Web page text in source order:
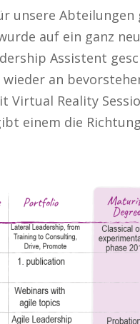
unsere Abteilungen
auf ein ganz
Assistent
an
Reality
einem die